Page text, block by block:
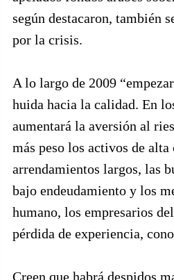
según destacaron, también
por la crisis.
A lo largo de 2009
huida hacia la calidad. En
aumentará la aversión al
más peso los activos de
arrendamientos largos, las
bajo endeudamiento y los
humano, los empresarios
pérdida de experiencia,
Creen que habrá despidos